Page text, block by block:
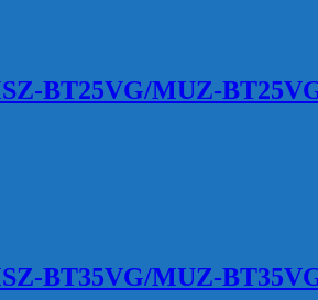
BT25VG/MUZ-
BT35VG/MUZ-